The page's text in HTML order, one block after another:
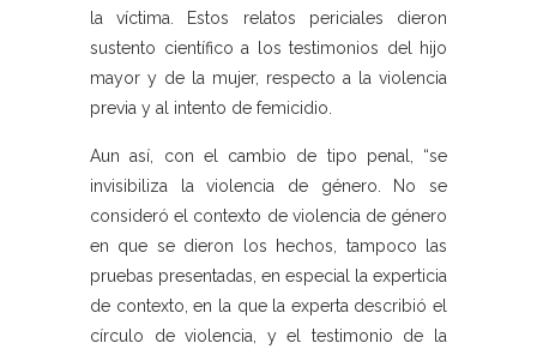
la víctima. Estos relatos periciales dieron
sustento científico a los testimonios del hijo
mayor y de la mujer, respecto a la violencia
previa y al intento de femicidio.
Aun así, con el cambio de tipo penal, “se
invisibiliza la violencia de género. No se
consideró el contexto de violencia de género
en que se dieron los hechos, tampoco las
pruebas presentadas, en especial la experticia
de contexto, en la que la experta describió el
círculo de violencia, y el testimonio de la